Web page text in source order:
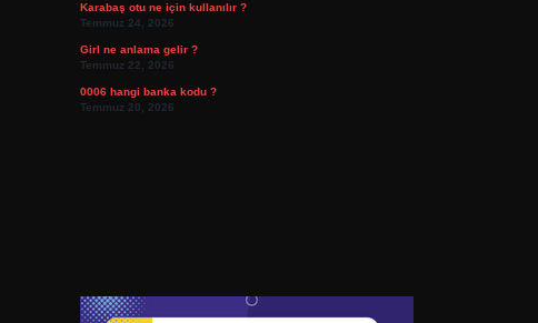
Karabaş otu ne için kullanılır ?
Temmuz 24, 2026
Girl ne anlama gelir ?
Temmuz 22, 2026
0006 hangi banka kodu ?
Temmuz 20, 2026